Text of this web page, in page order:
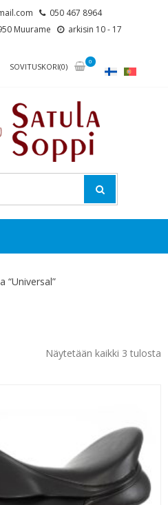
050 467 8964
Muurame
arkisin 10 - 17
SOVITUSKORI(0)
0
“Universal”
Näytetään kaikki 3 tulosta